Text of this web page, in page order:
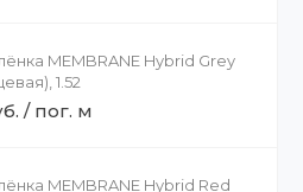
MEMBRANE Hybrid Grey
1.52
/ пог. м
MEMBRANE Hybrid Red